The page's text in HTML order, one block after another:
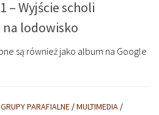
– Wyjście scholi
na lodowisko
są również jako album na Google
GRUPY PARAFIALNE /MULTIMEDIA /